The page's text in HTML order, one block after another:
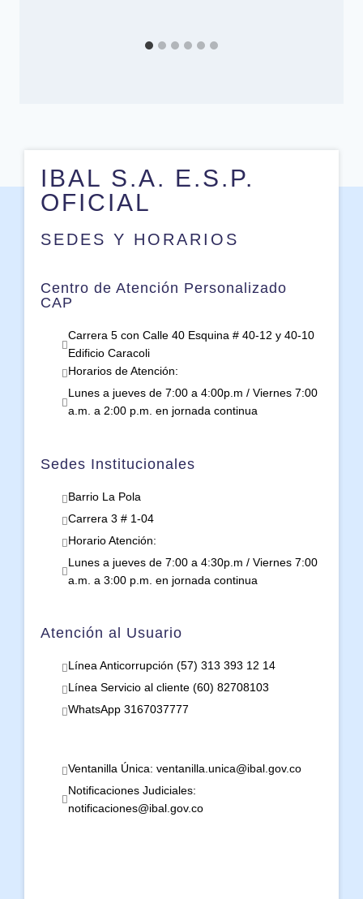
IBAL S.A. E.S.P.
OFICIAL
SEDES Y HORARIOS
Centro de Atención Personalizado
CAP
Carrera 5 con Calle 40 Esquina # 40-12 y 40-10
Edificio Caracoli
Horarios de Atención:
Lunes a jueves de 7:00 a 4:00p.m / Viernes 7:00
a.m. a 2:00 p.m. en jornada continua
Sedes Institucionales
Barrio La Pola
Carrera 3 # 1-04
Horario Atención:
Lunes a jueves de 7:00 a 4:30p.m / Viernes 7:00
a.m. a 3:00 p.m. en jornada continua
Atención al Usuario
Línea Anticorrupción (57) 313 393 12 14
Línea Servicio al cliente (60) 82708103
WhatsApp 3167037777
Ventanilla Única: ventanilla.unica@ibal.gov.co
Notificaciones Judiciales:
notificaciones@ibal.gov.co